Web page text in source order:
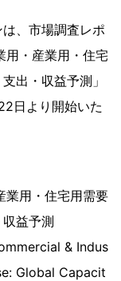
、市場調査レポ
・産業用・住宅
出・収益予測」
日より開始いた
用・住宅用需要
益予測
& Indus
Global Capacit